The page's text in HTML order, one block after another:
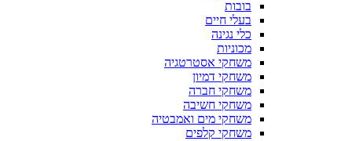
בובות
בעלי חיים
כלי נגינה
מכוניות
משחקי אסטרטגיה
משחקי דמיון
משחקי חברה
משחקי חשיבה
משחקי מים ואמבטיה
משחקי קלפים